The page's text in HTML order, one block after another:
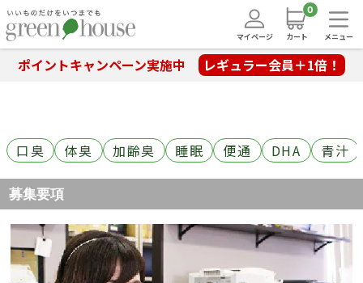
マイページ カート
0
メニュー
ポイントキャンペーン実施中 レギュラー会員＋1倍！
口臭 体臭 加齢臭 睡眠 便通 DHA 青汁
募集要項